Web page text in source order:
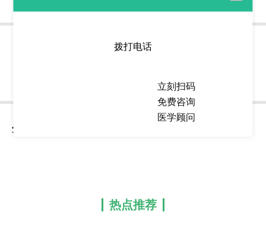
展开全文
一对一客服专业解答
用药
分享到
热点推荐
拨打电话
立刻扫码
免费咨询
医学顾问